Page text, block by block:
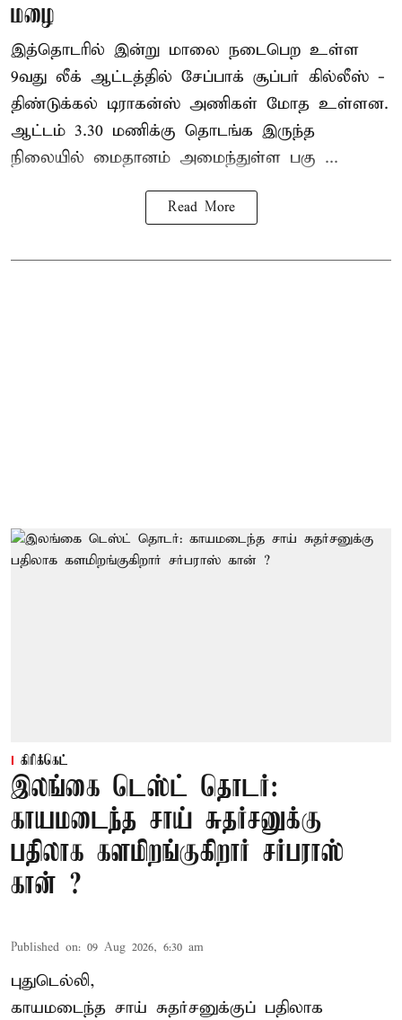
மழை
இத்தொடரில் இன்று மாலை நடைபெற உள்ள
9வது லீக் ஆட்டத்தில் சேப்பாக் சூப்பர் கில்லீஸ் -
திண்டுக்கல் டிராகன்ஸ் அணிகள் மோத உள்ளன.
ஆட்டம் 3.30 மணிக்கு தொடங்க இருந்த
நிலையில் மைதானம் அமைந்துள்ள பகு ...
Read More
கிரிக்கெட்
இலங்கை டெஸ்ட் தொடர்:
காயமடைந்த சாய் சுதர்சனுக்கு
பதிலாக களமிறங்குகிறார் சர்பராஸ்
கான் ?
Published on: 09 Aug 2026, 6:30 am
புதுடெல்லி,
காயமடைந்த சாய் சுதர்சனுக்குப் பதிலாக